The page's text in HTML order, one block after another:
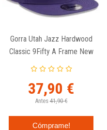
Gorra Utah Jazz Hardwood
Classic 9Fifty A Frame New
Era
37,90 €
Antes 41,90 €
Cómprame!